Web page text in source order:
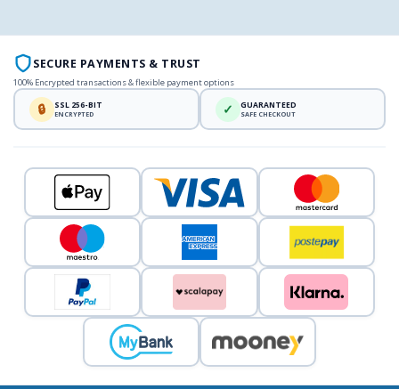
SECURE PAYMENTS & TRUST
100% Encrypted transactions & flexible payment options
🔒 SSL 256-BIT
ENCRYPTED ✓ GUARANTEED
SAFE CHECKOUT